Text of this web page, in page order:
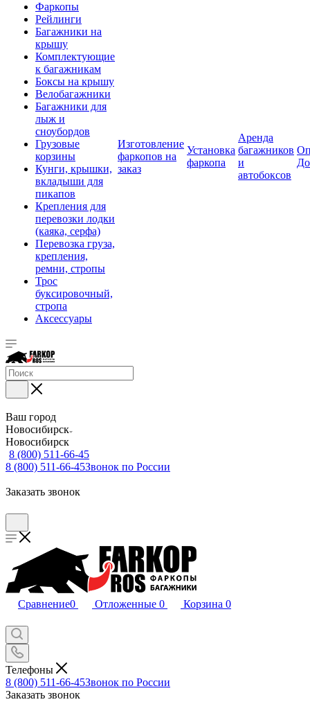
Фаркопы
Рейлинги
Багажники на
крышу
Комплектующие
к багажникам
Боксы на крышу
Велобагажники
Багажники для
лыж и
сноубордов
Грузовые
корзины
Кунги, крышки,
вкладыши для
пикапов
Крепления для
перевозки лодки
(каяка, серфа)
Перевозка груза,
крепления,
ремни, стропы
Трос
буксировочный,
стропа
Аксессуары
Изготовление
фаркопов на
заказ
Установка
фаркопа
Аренда
багажников
и
автобоксов
Ваш город
Новосибирск
Новосибирск
8 (800) 511-66-45
8 (800) 511-66-45Звонок по России
Заказать звонок
Сравнение0 Отложенные 0 Корзина 0
Телефоны
8 (800) 511-66-45Звонок по России
Заказать звонок